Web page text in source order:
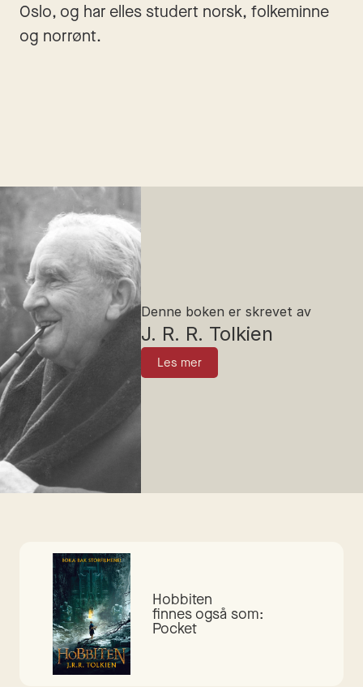
Oslo, og har elles studert norsk, folkeminne
og norrønt.
Denne boken er skrevet av
J. R. R. Tolkien
Les mer
Hobbiten
finnes også som:
Pocket